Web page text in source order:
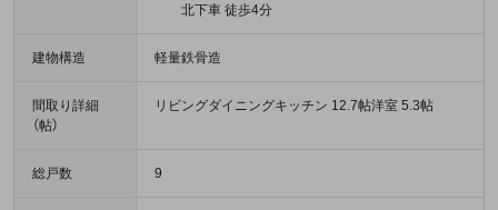
北下車 徒歩4分
建物構造 軽量鉄骨造
間取り詳細
（帖）
リビングダイニングキッチン 12.7帖洋室 5.3帖
総戸数 9